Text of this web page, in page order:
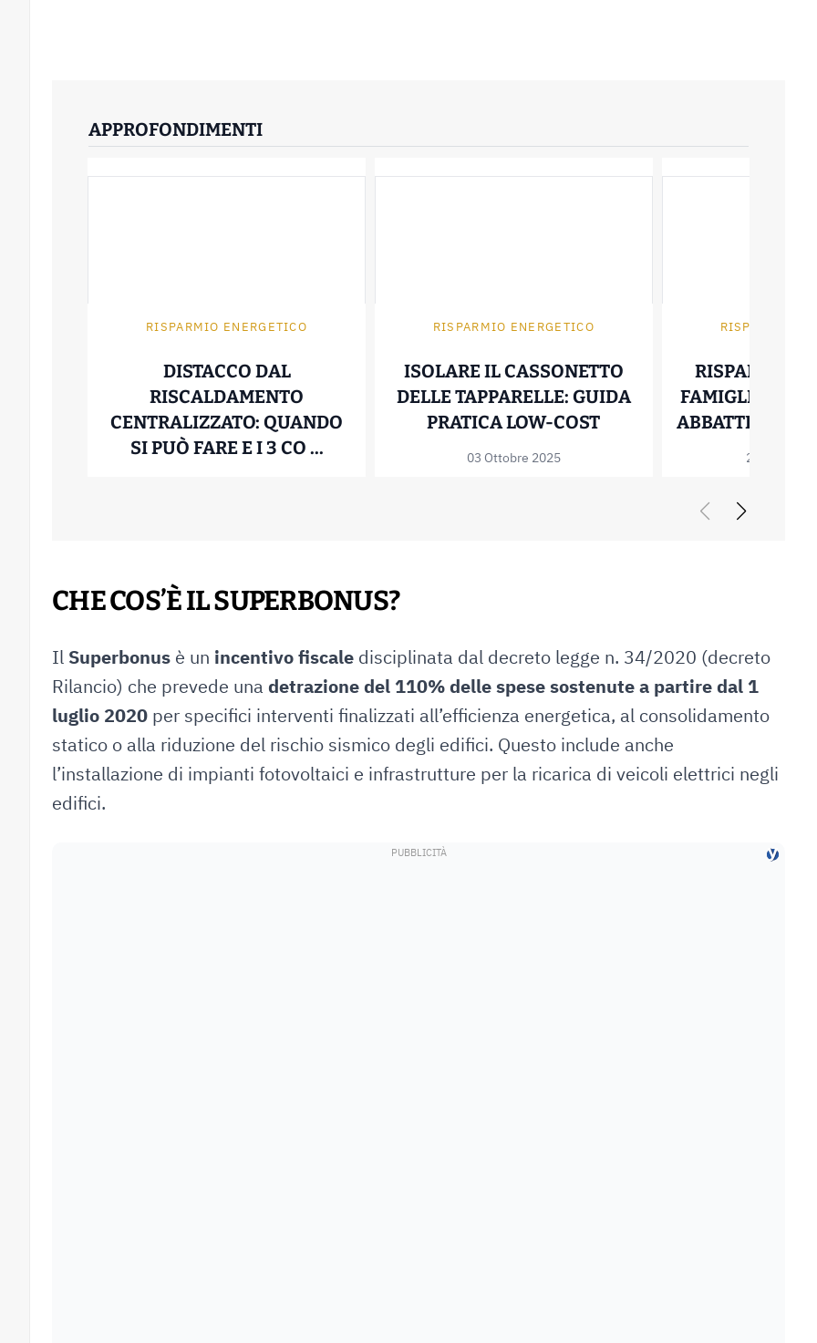
APPROFONDIMENTI
RISPARMIO ENERGETICO
DISTACCO DAL
RISCALDAMENTO
CENTRALIZZATO: QUANDO
SI PUÒ FARE E I 3 CO ...DISTACCO DAL RISCALDAMENTO CENTRALIZZATO:
RISPARMIO ENERGETICO
ISOLARE IL CASSONETTO
DELLE TAPPARELLE: GUIDA
PRATICA LOW-COSTISOLARE IL
03 Ottobre 2025
RISPARMIO
RISPARMIARE
FAMIGLIA: 5
ABBATTERE LA
27
CHE COS’È IL SUPERBONUS?
Il Superbonus è un incentivo fiscale disciplinata dal decreto legge n. 34/2020 (decreto
Rilancio) che prevede una detrazione del 110% delle spese sostenute a partire dal 1
luglio 2020 per specifici interventi finalizzati all’efficienza energetica, al consolidamento
statico o alla riduzione del rischio sismico degli edifici. Questo include anche
l’installazione di impianti fotovoltaici e infrastrutture per la ricarica di veicoli elettrici negli
edifici.